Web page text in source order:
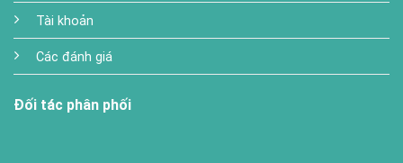
Tài khoản
Các đánh giá
Đối tác phân phối